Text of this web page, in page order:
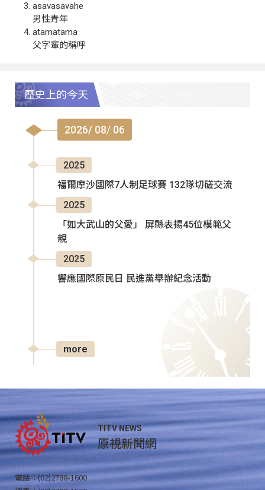
asavasavahe
男性青年
atamatama
父字輩的稱呼
歷史上的今天
2026/ 08/ 06
2025
福爾摩沙國際7人制足球賽 132隊切磋交流
2025
「如大武山的父愛」 屏縣表揚45位模範父
親
2025
響應國際原民日 民進黨舉辦紀念活動
more
TITV NEWS
原視新聞網
電話：(02)2788-1600